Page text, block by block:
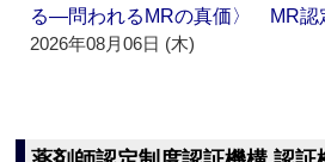
る―問われるMRの真価〉 MR認
2026年08月06日 (木)